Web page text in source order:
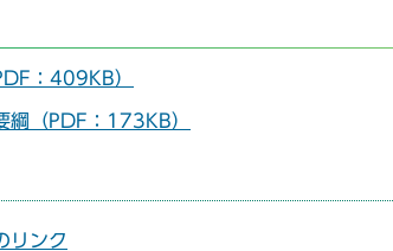
：409KB）
綱（PDF：173KB）
リンク